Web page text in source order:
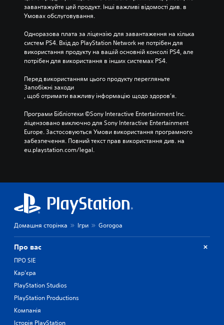
завантажуйте цей продукт. Інші важливі відомості див. в
Умовах обслуговування.
Одноразова плата за ліцензію для завантаження на кілька
систем PS4. Вхід до PlayStation Network не потрібен для
використання продукту на вашій основній консолі PS4, але
потрібен для використання в інших системах PS4.
Перед використанням цього продукту перегляньте
Запобіжні заходи
, щоб отримати важливу інформацію щодо здоров’я.
Програми Бібліотеки ©Sony Interactive Entertainment Inc.
ліцензовано виключно для Sony Interactive Entertainment
Europe. Застосовуються Умови використання програмного
забезпечення. Повний текст прав використання див. на
eu.playstation.com/legal.
Домашня сторінка Ігри Gorogoa
Про вас
ПРО SIE
Кар'єра
PlayStation Studios
PlayStation Productions
Компанія
Історія PlayStation